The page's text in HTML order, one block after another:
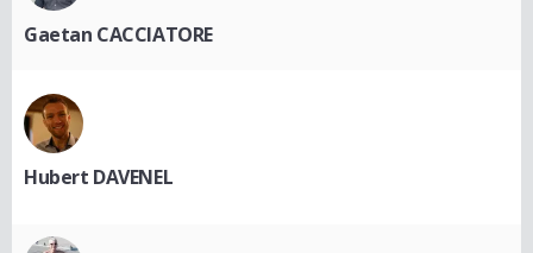
Gaetan CACCIATORE
Hubert DAVENEL